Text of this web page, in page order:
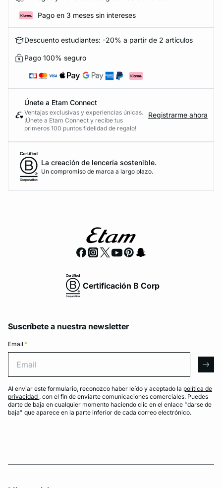
Pago en 3 meses sin intereses
Descuento estudiantes: -20% a partir de 2 artículos
Pago 100% seguro
Únete a Etam Connect
Ventajas exclusivas y experiencias únicas.
¡Únete a Etam Connect y recibe tus
primeros 100 puntos fidelidad de regalo!
Registrarme ahora
La creación de lencería sostenible.
Un compromiso de marca a largo plazo.
Certificación B Corp
Suscríbete a nuestra newsletter
Email *
Al enviar este formulario, reconozco haber leído y aceptado la política de
privacidad , con el fin de enviarte comunicaciones comerciales. Puedes
darte de baja en cualquier momento haciendo clic en el enlace "darse de
baja" que aparece en la parte inferior de cada correo electrónico.